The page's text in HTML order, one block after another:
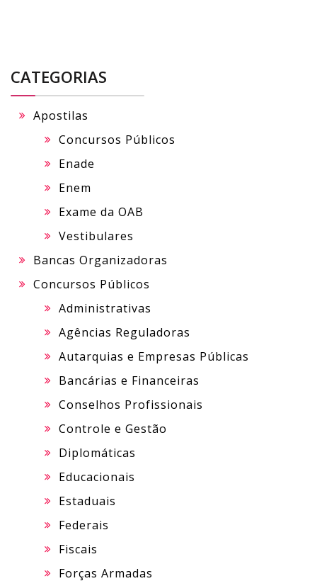
CATEGORIAS
Apostilas
Concursos Públicos
Enade
Enem
Exame da OAB
Vestibulares
Bancas Organizadoras
Concursos Públicos
Administrativas
Agências Reguladoras
Autarquias e Empresas Públicas
Bancárias e Financeiras
Conselhos Profissionais
Controle e Gestão
Diplomáticas
Educacionais
Estaduais
Federais
Fiscais
Forças Armadas